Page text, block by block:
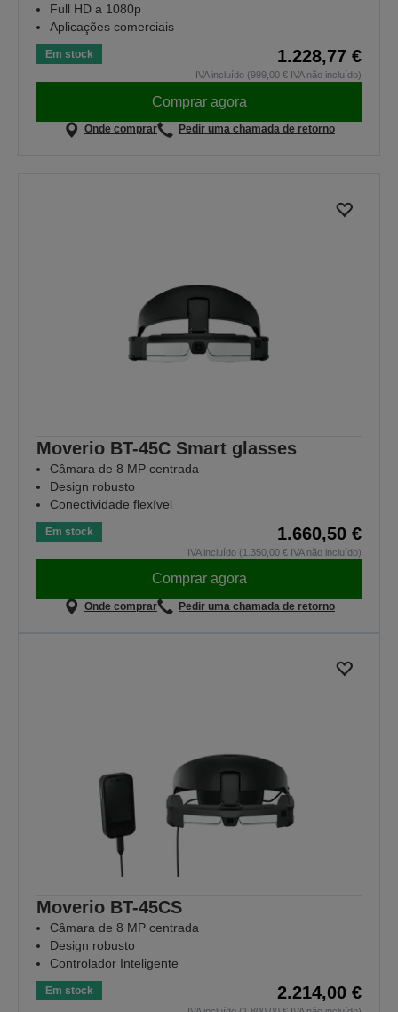
Full HD a 1080p
Aplicações comerciais
Em stock 1.228,77 €
IVA incluído (999,00 € IVA não incluído)
Comprar agora
Onde comprar Pedir uma chamada de retorno
Moverio BT-45C Smart glasses
Câmara de 8 MP centrada
Design robusto
Conectividade flexível
Em stock 1.660,50 €
IVA incluído (1.350,00 € IVA não incluído)
Comprar agora
Onde comprar Pedir uma chamada de retorno
Moverio BT-45CS
Câmara de 8 MP centrada
Design robusto
Controlador Inteligente
Em stock 2.214,00 €